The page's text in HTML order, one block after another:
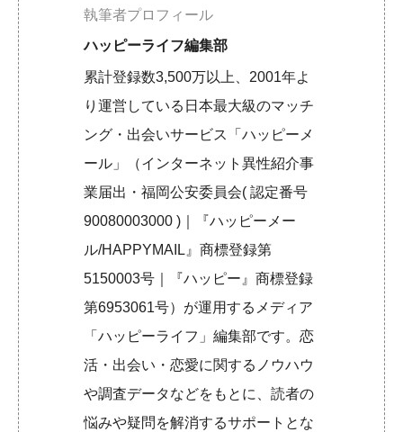
執筆者プロフィール
ハッピーライフ編集部
累計登録数3,500万以上、2001年よ
り運営している日本最大級のマッチ
ング・出会いサービス「ハッピーメ
ール」（インターネット異性紹介事
業届出・福岡公安委員会( 認定番号
90080003000 )｜『ハッピーメー
ル/HAPPYMAIL』商標登録第
5150003号｜『ハッピー』商標登録
第6953061号）が運用するメディア
「ハッピーライフ」編集部です。恋
活・出会い・恋愛に関するノウハウ
や調査データなどをもとに、読者の
悩みや疑問を解消するサポートとな